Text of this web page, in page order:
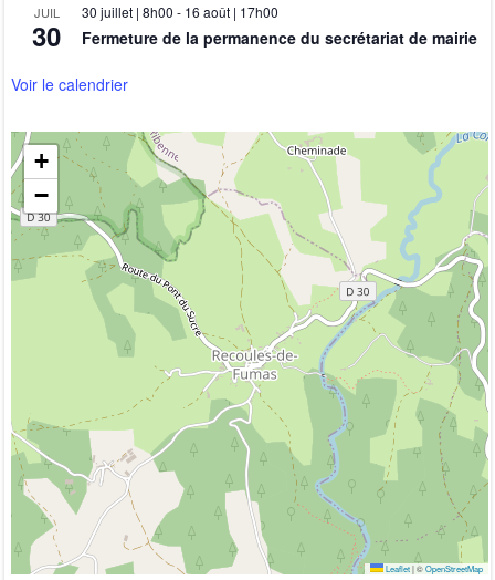
JUIL
30
30 juillet | 8h00 - 16 août | 17h00
Fermeture de la permanence du secrétariat de mairie
Voir le calendrier
+
−
Leaflet |©OpenStreetMap